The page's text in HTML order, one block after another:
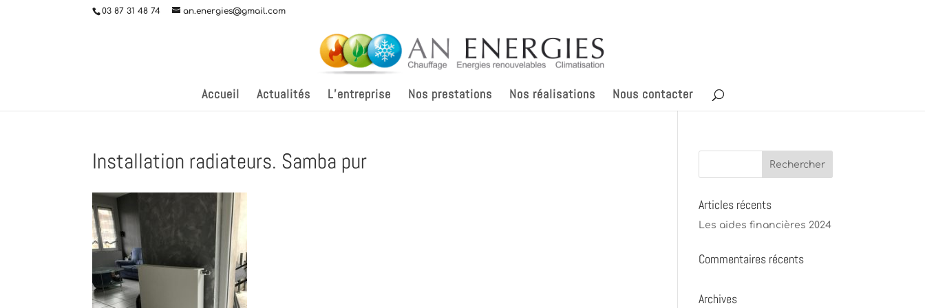
03 87 31 48 74 an.energies@gmail.com
Accueil Actualités L’entreprise Nos prestations Nos réalisations Nous contacter
Installation radiateurs. Samba pur
Articles récents
Les aides financières 2024
Commentaires récents
Archives